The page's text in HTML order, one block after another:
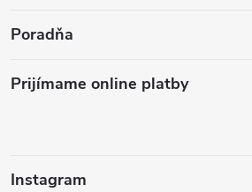
Poradňa
Prijímame online platby
Instagram